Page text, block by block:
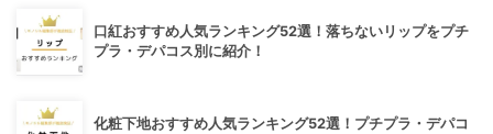
口紅おすすめ人気ランキング52選！落ちないリップをプチ
プラ・デパコス別に紹介！
化粧下地おすすめ人気ランキング52選！プチプラ・デパコ